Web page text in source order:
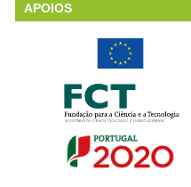
APOIOS